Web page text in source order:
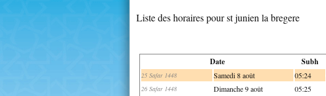
Liste des horaires pour st junien la bregere
Date Subh
25 Safar 1448 Samedi 8 août 05:24
26 Safar 1448 Dimanche 9 août 05:25